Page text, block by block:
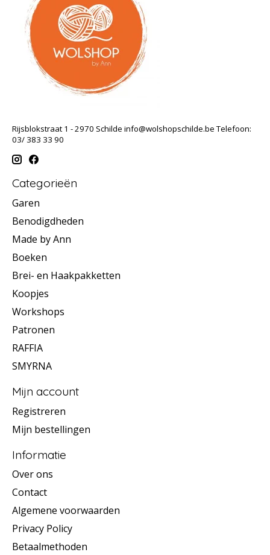
Rijsblokstraat 1 - 2970 Schilde info@wolshopschilde.beTelefoon:
03/ 383 33 90
Categorieën
Garen
Benodigdheden
Made by Ann
Boeken
Brei- en Haakpakketten
Koopjes
Workshops
Patronen
RAFFIA
SMYRNA
Mijn account
Registreren
Mijn bestellingen
Informatie
Over ons
Contact
Algemene voorwaarden
Privacy Policy
Betaalmethoden